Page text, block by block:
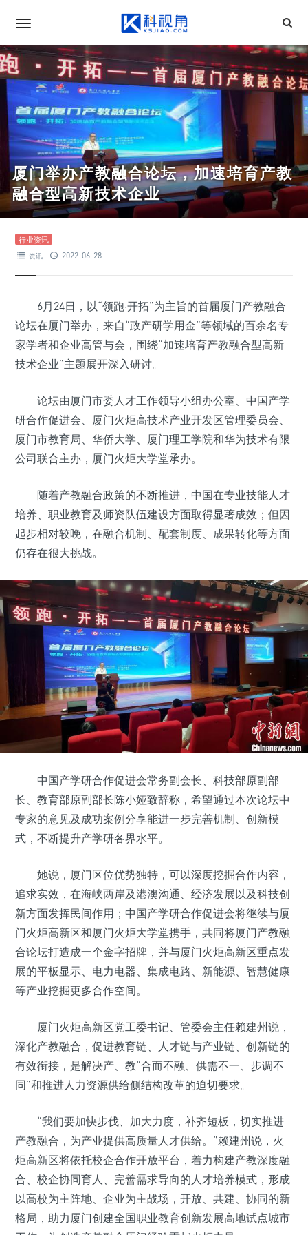
厦门举办产教融合论坛，加速培育产教
融合型高新技术企业
行业资讯
资讯 2022-06-28
6月24日，以“领跑·开拓”为主旨的首届厦门产教融合
论坛在厦门举办，来自“政产研学用金”等领域的百余名专
家学者和企业高管与会，围绕“加速培育产教融合型高新
技术企业”主题展开深入研讨。
论坛由厦门市委人才工作领导小组办公室、中国产学
研合作促进会、厦门火炬高技术产业开发区管理委员会、
厦门市教育局、华侨大学、厦门理工学院和华为技术有限
公司联合主办，厦门火炬大学堂承办。
随着产教融合政策的不断推进，中国在专业技能人才
培养、职业教育及师资队伍建设方面取得显著成效；但因
起步相对较晚，在融合机制、配套制度、成果转化等方面
仍存在很大挑战。
中国产学研合作促进会常务副会长、科技部原副部
长、教育部原副部长陈小娅致辞称，希望通过本次论坛中
专家的意见及成功案例分享能进一步完善机制、创新模
式，不断提升产学研各界水平。
她说，厦门区位优势独特，可以深度挖掘合作内容，
追求实效，在海峡两岸及港澳沟通、经济发展以及科技创
新方面发挥民间作用；中国产学研合作促进会将继续与厦
门火炬高新区和厦门火炬大学堂携手，共同将厦门产教融
合论坛打造成一个金字招牌，并与厦门火炬高新区重点发
展的平板显示、电力电器、集成电路、新能源、智慧健康
等产业挖掘更多合作空间。
厦门火炬高新区党工委书记、管委会主任赖建州说，
深化产教融合，促进教育链、人才链与产业链、创新链的
有效衔接，是解决产、教“合而不融、供需不一、步调不
同”和推进人力资源供给侧结构改革的迫切要求。
“我们要加快步伐、加大力度，补齐短板，切实推进
产教融合，为产业提供高质量人才供给。”赖建州说，火
炬高新区将依托校企合作开放平台，着力构建产教深度融
合、校企协同育人、完善需求导向的人才培养模式，形成
以高校为主阵地、企业为主战场，开放、共建、协同的新
格局，助力厦门创建全国职业教育创新发展高地试点城市